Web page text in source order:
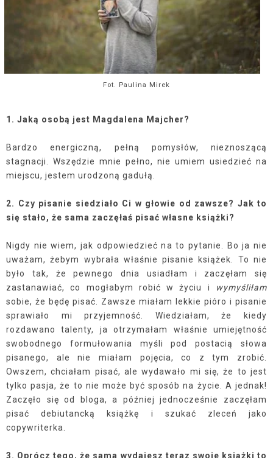
Fot. Paulina Mirek
1. Jaką osobą jest Magdalena Majcher?
Bardzo energiczną, pełną pomysłów, nieznoszącą
stagnacji. Wszędzie mnie pełno, nie umiem usiedzieć na
miejscu, jestem urodzoną gadułą.
2. Czy pisanie siedziało Ci w głowie od zawsze? Jak to
się stało, że sama zaczęłaś pisać własne książki?
Nigdy nie wiem, jak odpowiedzieć na to pytanie. Bo ja nie
uważam, żebym wybrała właśnie pisanie książek. To nie
było tak, że pewnego dnia usiadłam i zaczęłam się
zastanawiać, co mogłabym robić w życiu i
wymyśliłam
sobie, że będę pisać. Zawsze miałam lekkie pióro i pisanie
sprawiało mi przyjemność. Wiedziałam, że kiedy
rozdawano talenty, ja otrzymałam właśnie umiejętność
swobodnego formułowania myśli pod postacią słowa
pisanego, ale nie miałam pojęcia, co z tym zrobić.
Owszem, chciałam pisać, ale wydawało mi się, że to jest
tylko pasja, że to nie może być sposób na życie. A jednak!
Zaczęło się od bloga, a później jednocześnie zaczęłam
pisać debiutancką książkę i szukać zleceń jako
copywriterka.
3. Oprócz tego, że sama wydajesz teraz swoje książki to